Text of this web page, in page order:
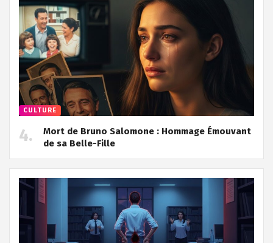
CULTURE
Mort de Bruno Salomone : Hommage Émouvant
de sa Belle-Fille